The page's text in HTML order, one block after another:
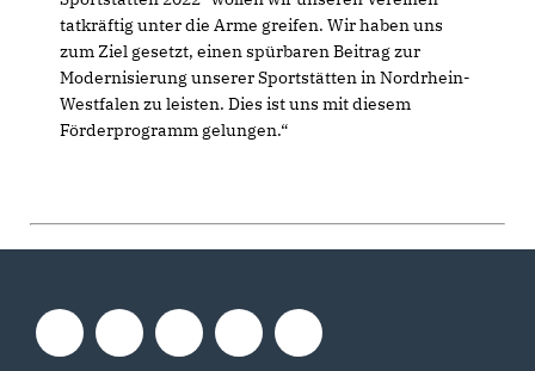
tatkräftig unter die Arme greifen. Wir haben uns
zum Ziel gesetzt, einen spürbaren Beitrag zur
Modernisierung unserer Sportstätten in Nordrhein-
Westfalen zu leisten. Dies ist uns mit diesem
Förderprogramm gelungen.“